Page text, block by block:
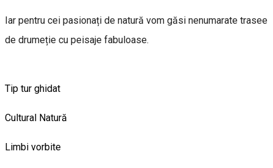
Iar pentru cei pasionați de natură vom găsi nenumarate trasee
de drumeție cu peisaje fabuloase.
Tip tur ghidat
Cultural Natură
Limbi vorbite